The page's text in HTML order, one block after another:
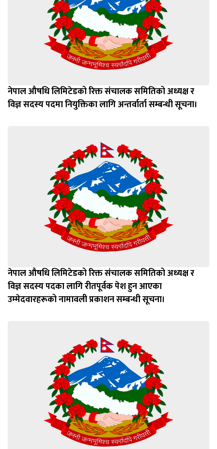
नेपाल औषधि लिमिटेडको रिक्त संचालक समितिको अध्यक्ष र
विज्ञ सदस्य पदमा नियुक्तिका लागि अन्तर्वार्ता सम्बन्धी सूचना।
नेपाल औषधि लिमिटेडको रिक्त संचालक समितिको अध्यक्ष र
विज्ञ सदस्य पदका लागि रीतपूर्वक पेश हुन आएका
उम्‍मेदवारहरूको नामावली प्रकाशन सम्बन्धी सूचना।